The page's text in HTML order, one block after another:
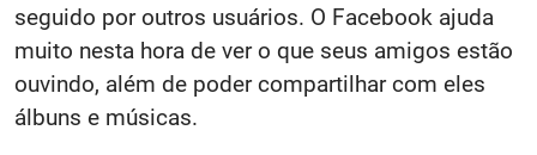
seguido por outros usuários. O Facebook ajuda
muito nesta hora de ver o que seus amigos estão
ouvindo, além de poder compartilhar com eles
álbuns e músicas.